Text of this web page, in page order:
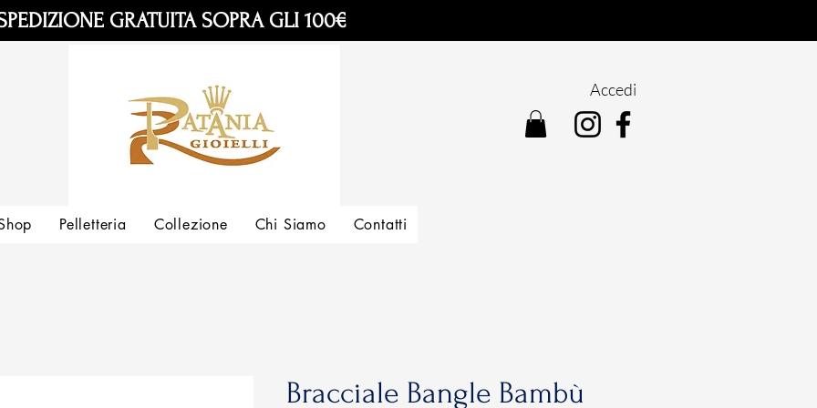
GRATUITA SOPRA GLI 100€
Accedi
Bracciale Bangle Bambù
Pelletteria Collezione Chi Siamo Contatti